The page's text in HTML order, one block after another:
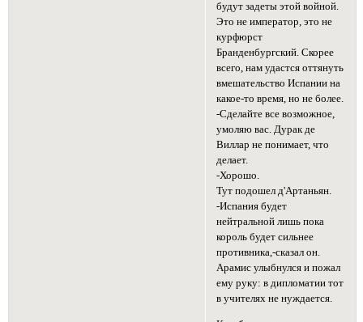
будут задеты этой войной.
Это не император, это не
курфюрст
Бранденбургский. Скорее
всего, нам удастся оттянуть
вмешательство Испании на
какое-то время, но не более.
-Сделайте все возможное,
умоляю вас. Дурак де
Виллар не понимает, что
делает.
-Хорошо.
Тут подошел д'Артаньян.
-Испания будет
нейтральной лишь пока
король будет сильнее
противника,-сказал он.
Арамис улыбнулся и пожал
ему руку: в дипломатии тот
в учителях не нуждается.